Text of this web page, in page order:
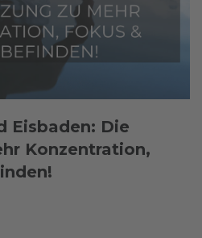
Eisbaden: Die
Konzentration,